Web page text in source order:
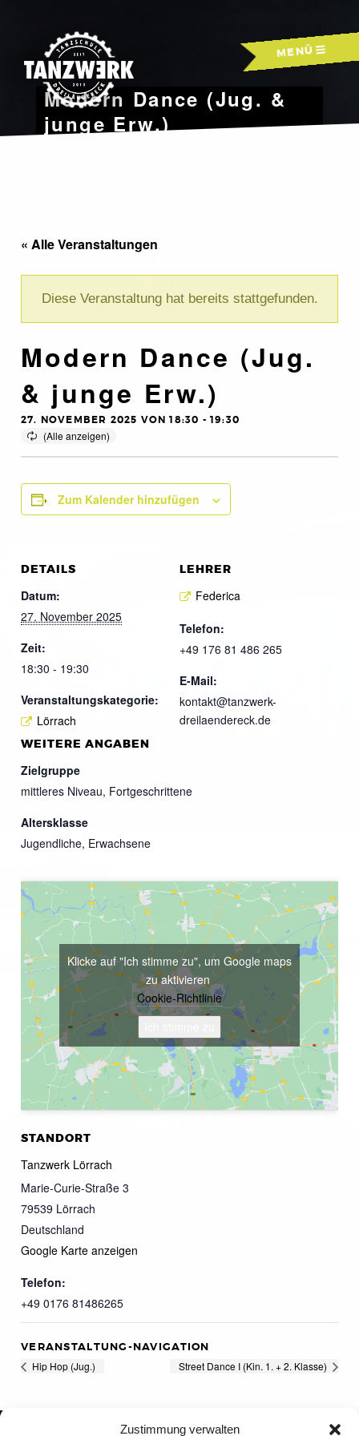
Zustimmung verwalten
MENÜ
Modern Dance (Jug. &
junge Erw.)
« Alle Veranstaltungen
Diese Veranstaltung hat bereits stattgefunden.
Modern Dance (Jug.
& junge Erw.)
27. NOVEMBER 2025 VON 18:30 -19:30
Zum Kalender hinzufügen
DETAILS
Datum:
27. November 2025
Zeit:
18:30 - 19:30
Veranstaltungskategorie:
Lörrach
LEHRER
Federica
Telefon:
+49 176 81 486 265
E-Mail:
kontakt@tanzwerk-
dreilaendereck.de
WEITERE ANGABEN
Zielgruppe
mittleres Niveau, Fortgeschrittene
Altersklasse
Jugendliche, Erwachsene
STANDORT
Tanzwerk Lörrach
Marie-Curie-Straße 3
79539 Lörrach
Deutschland
Google Karte anzeigen
Telefon:
+49 0176 81486265
Klicke auf "Ich stimme zu", um Google maps
zu aktivieren
Cookie-Richtlinie
VERANSTALTUNG-NAVIGATION
Hip Hop (Jug.) Street Dance I (Kin. 1. + 2. Klasse)